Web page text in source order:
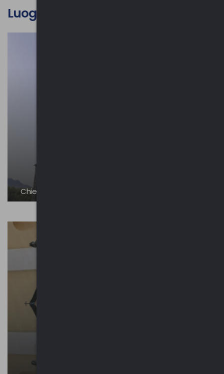
Luoghi d'interesse culturale
Chiesa di Santa Maria in Campagna